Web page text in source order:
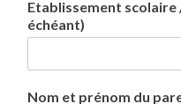
Etablissement scolaire
échéant)
Nom et prénom du